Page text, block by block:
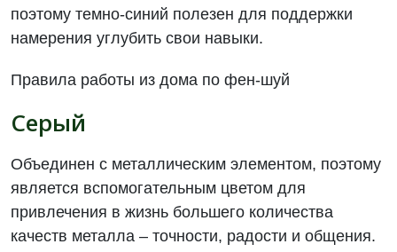
поэтому темно-синий полезен для поддержки
намерения углубить свои навыки.
Правила работы из дома по фен-шуй
Серый
Объединен с металлическим элементом, поэтому
является вспомогательным цветом для
привлечения в жизнь большего количества
качеств металла – точности, радости и общения.